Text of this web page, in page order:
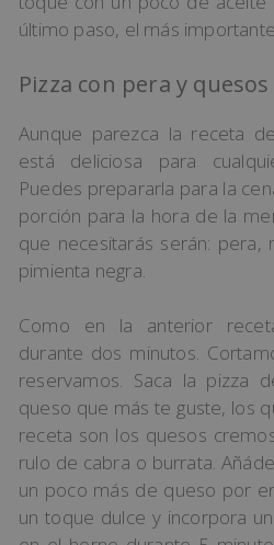
último paso, el más
Pizza con pera y
Aunque parezca la receta
está deliciosa para
Puedes prepararla para la
porción para la hora de la
que necesitarás serán:
pimienta negra.
Como en la anterior
durante dos minutos.
reservamos. Saca la pizza
queso que más te guste, los
receta son los quesos
rulo de cabra o burrata.
un poco más de queso por
un toque dulce y incorpora